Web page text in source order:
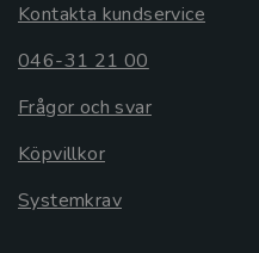
Kontakta kundservice
046-31 21 00
Frågor och svar
Köpvillkor
Systemkrav